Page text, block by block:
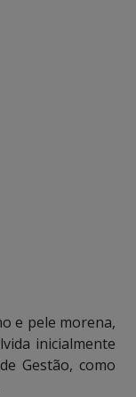
e pele morena,
inicialmente
Gestão, como